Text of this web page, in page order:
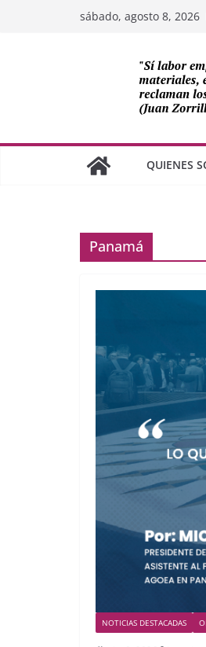
sábado, agosto 8, 2026
QUIENES
Panamá
NOTICIAS DESTACADAS